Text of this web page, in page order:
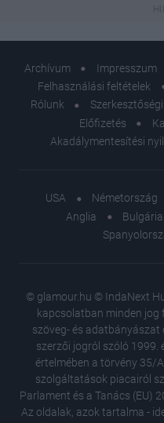
Archívum Impresszum
Felhasználási feltételek
Rólunk
Előfizetés
Akadálymentesítési
USA Németország
Anglia
Bulgária
© glamour.hu © IndaNext
kapcsolatban minden
szöveg- és
szerzői jogról szóló 1999.
értelmében a törvény 35/
szolgáltatások piacairól
Parlament és a Tanács (EU)
Az oldalak, azok tartalma -